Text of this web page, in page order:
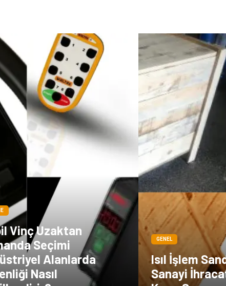
Vinç Uzaktan
Seçimi
Alanlarda
Nasıl
GENEL
Isıl İşlem
Sanayi